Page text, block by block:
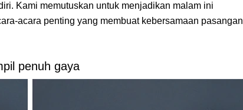
Kami memutuskan untuk menjadikan malam ini
acara penting yang membuat kebersamaan pasangan
penuh gaya